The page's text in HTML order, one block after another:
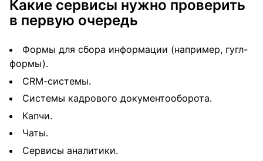
Какие сервисы нужно проверить
в первую очередь
Формы для сбора информации (например, гугл-
формы).
CRM-системы.
Системы кадрового документооборота.
Капчи.
Чаты.
Сервисы аналитики.